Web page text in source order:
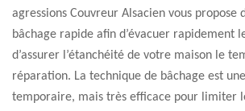
agressions Couvreur Alsacien vous propose
bâchage rapide afin d’évacuer rapidement
d’assurer l’étanchéité de votre maison le
réparation. La technique de bâchage est
temporaire, mais très efficace pour limiter